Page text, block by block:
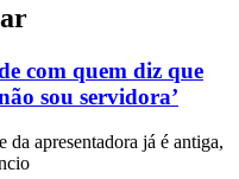
com quem diz que
sou servidora’
da apresentadora já é antiga,